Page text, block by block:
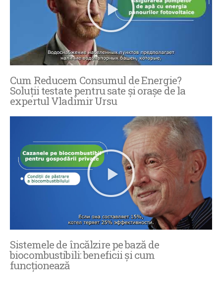
Cum Reducem Consumul de Energie?
Soluții testate pentru sate și orașe de la
expertul Vladimir Ursu
Sistemele de încălzire pe bază de
biocombustibili: beneficii și cum
funcționează